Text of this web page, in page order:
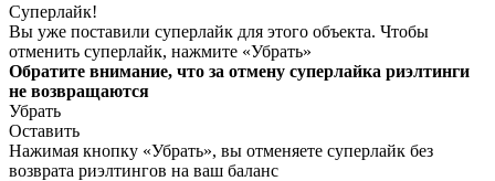
Суперлайк!
Вы уже поставили суперлайк для этого объекта. Чтобы
отменить суперлайк, нажмите «Убрать»
Обратите внимание, что за отмену суперлайка риэлтинги
не возвращаются
Убрать
Оставить
Нажимая кнопку «Убрать», вы отменяете суперлайк без
возврата риэлтингов на ваш баланс